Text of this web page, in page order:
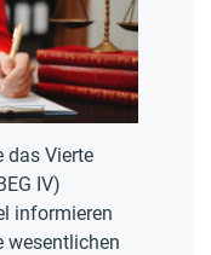
das Vierte
IV)
informieren
wesentlichen